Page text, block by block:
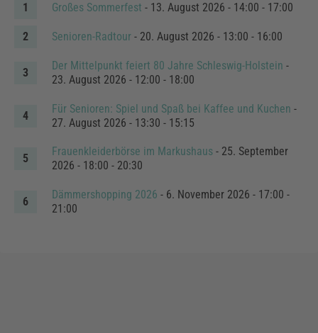
Großes Sommerfest - 13. August 2026 - 14:00 - 17:00
Senioren-Radtour- 20. August 2026 - 13:00 - 16:00
Der Mittelpunkt feiert 80 Jahre Schleswig-Holstein -
23. August 2026 - 12:00 - 18:00
Für Senioren: Spiel und Spaß bei Kaffee und Kuchen -
27. August 2026 - 13:30 - 15:15
Frauenkleiderbörse im Markushaus- 25. September
2026 - 18:00 - 20:30
Dämmershopping 2026 - 6. November 2026 - 17:00 -
21:00